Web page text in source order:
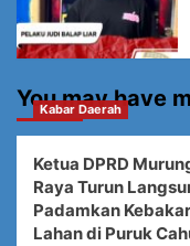
You may have
Kabar Daerah
Ketua DPRD
Raya Turun
Padamkan
Lahan di Puruk